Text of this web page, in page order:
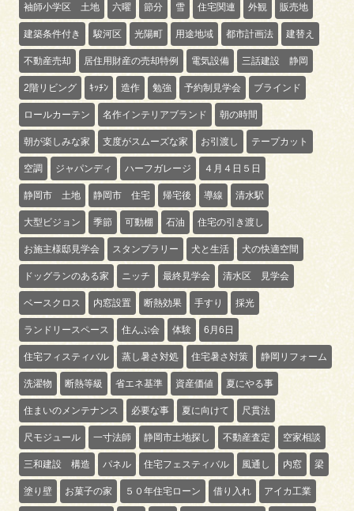
袖師小学区 土地 六曜 節分 雪 住宅関連 外観 販売地
建築条件付き 駿河区 光陽町 用途地域 都市計画法 建替え
不動産売却 居住用財産の売却特例 電気設備 三話建設 静岡
2階リビング ｷｯﾁﾝ 造作 勉強 予約制見学会 ブラインド
ロールカーテン 名作インテリアブランド 朝の時間
朝が楽しみな家 支度がスムーズな家 お引渡し テープカット
空調 ジャパンディ ハーフガレージ ４月４日５日
静岡市 土地 静岡市 住宅 帰宅後 導線 清水駅
大型ビジョン 季節 可動棚 石油 住宅の引き渡し
お施主様邸見学会 スタンプラリー 犬と生活 犬の快適空間
ドッグランのある家 ニッチ 最終見学会 清水区 見学会
ベースクロス 内窓設置 断熱効果 手すり 採光
ランドリースペース 住んぷ会 体験 6月6日
住宅フィスティバル 蒸し暑さ対処 住宅暑さ対策 静岡リフォーム
洗濯物 断熱等級 省エネ基準 資産価値 夏にやる事
住まいのメンテナンス 必要な事 夏に向けて 尺貫法
尺モジュール 一寸法師 静岡市土地探し 不動産査定 空家相談
三和建設 構造 パネル 住宅フェスティバル 風通し 内窓 梁
塗り壁 お菓子の家 ５０年住宅ローン 借り入れ アイカ工業